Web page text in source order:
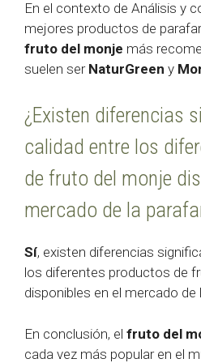
En el contexto de Análisis y
mejores productos de
fruto del monje más
suelen ser NaturGreen y
¿Existen diferencias
calidad entre los
de fruto del monje
mercado de la
Sí, existen diferencias
los diferentes productos de
disponibles en el mercado de
En conclusión, el fruto del
cada vez más popular en el